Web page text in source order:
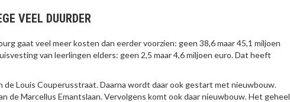
VEEL DUURDER
gaat veel meer kosten dan eerder voorzien: geen 38,6 maar 45,1 miljoen
van leerlingen elders: geen 2,5 maar 4,6 miljoen euro. Dat heeft
de Louis Couperusstraat. Daarna wordt daar ook gestart met nieuwbouw.
de Marcellus Emantslaan. Vervolgens komt ook daar nieuwbouw. Het geheel